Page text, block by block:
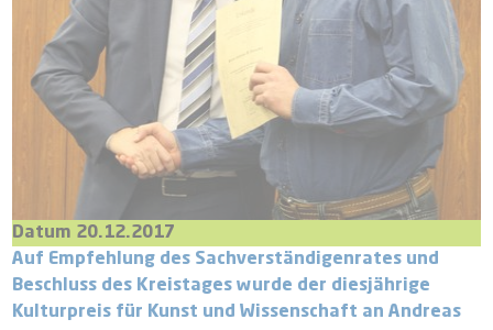
Datum 20.12.2017
Auf Empfehlung des Sachverständigenrates und
Beschluss des Kreistages wurde der diesjährige
Kulturpreis für Kunst und Wissenschaft an Andreas